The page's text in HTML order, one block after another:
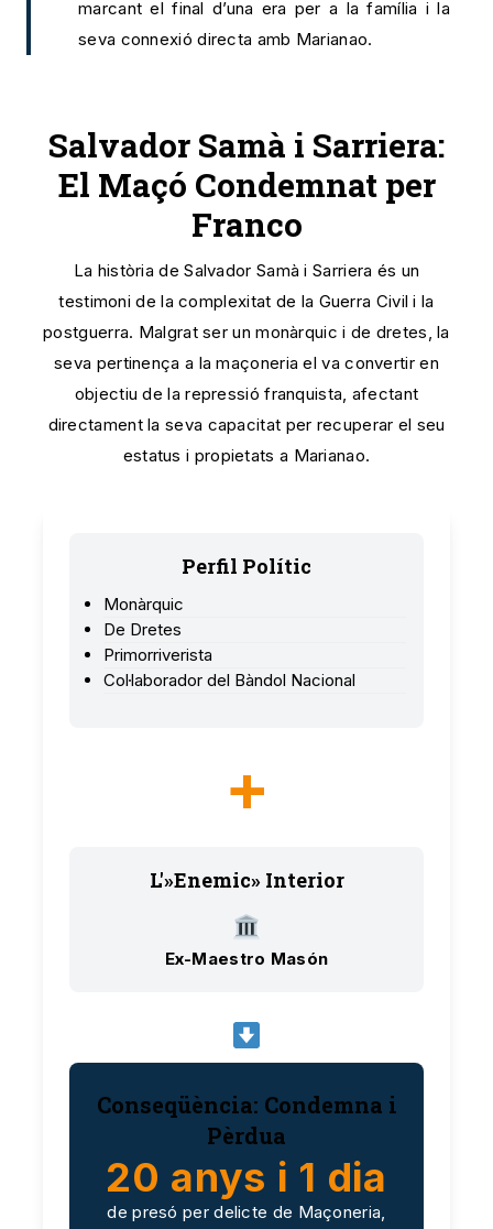
marcant el final d’una era per a la família i la
seva connexió directa amb Marianao.
Salvador Samà i Sarriera:
El Maçó Condemnat per
Franco
La història de Salvador Samà i Sarriera és un
testimoni de la complexitat de la Guerra Civil i la
postguerra. Malgrat ser un monàrquic i de dretes, la
seva pertinença a la maçoneria el va convertir en
objectiu de la repressió franquista, afectant
directament la seva capacitat per recuperar el seu
estatus i propietats a Marianao.
Perfil Polític
Monàrquic
De Dretes
Primorriverista
Col·laborador del Bàndol Nacional
+
L'»Enemic» Interior
Ex-Maestro Masón
Conseqüència: Condemna i
Pèrdua
20 anys i 1 dia
de presó per delicte de Maçoneria,